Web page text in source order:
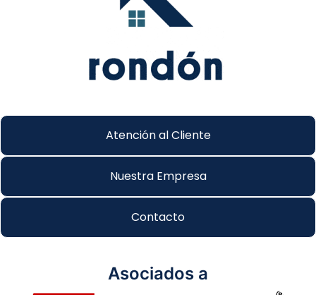
Atención al Cliente
Nuestra Empresa
Contacto
Asociados a